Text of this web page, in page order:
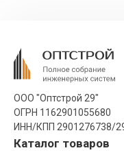
ООО "Оптстрой 29"
ОГРН 1162901055680
ИНН/КПП 2901276738/
Каталог товаров